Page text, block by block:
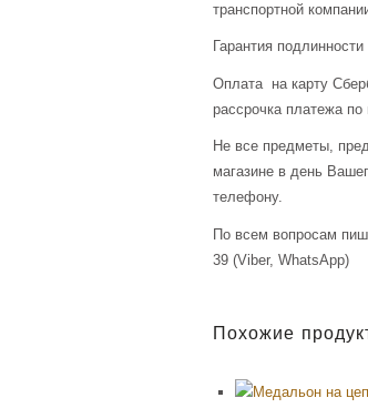
транспортной
Гарантия
Оплата на карту
рассрочка платежа по
Не все предметы,
магазине в день
телефону.
По всем вопросам
39 (Viber, WhatsApp)
Похожие